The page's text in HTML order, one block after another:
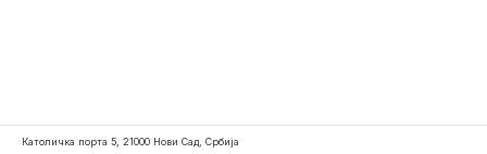
Католичка порта 5, 21000 Нови Сад, Србија